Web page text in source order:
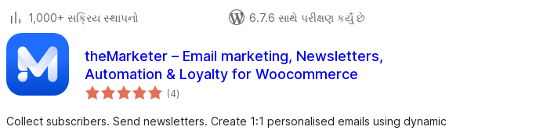
1,000+ સક્રિય સ્થાપનો
6.7.6 સાથે પરીક્ષણ કર્યું છે
theMarketer – Email marketing, Newsletters,
Automation & Loyalty for Woocommerce
(4કુલ
રેટિંગ્સ
)
Collect subscribers. Send newsletters. Create 1:1 personalised emails using dynamic